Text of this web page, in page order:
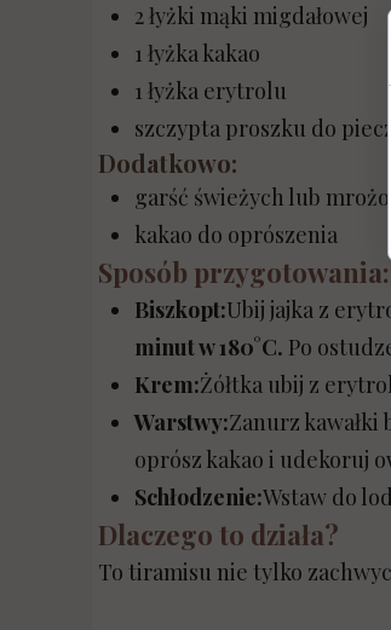
2 łyżki mąki migdałowej
1 łyżka kakao
1 łyżka erytrolu
szczypta proszku do
Dodatkowo:
garść świeżych lub
kakao do oprószenia
Sposób przygotowania:
Biszkopt:Ubij jajka z
minut w 180°C. Po
Krem:Żółtka ubij z
Warstwy:Zanurz
oprósz kakao i udekoruj
Schłodzenie:Wstaw do
Dlaczego to działa?
To tiramisu nie tylko